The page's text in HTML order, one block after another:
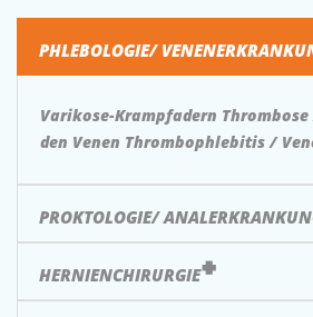
PHLEBOLOGIE/
Varikose-Krampfadern
den Venen Thrombophlebitis /
PROKTOLOGIE/
HERNIENCHIRURGIE